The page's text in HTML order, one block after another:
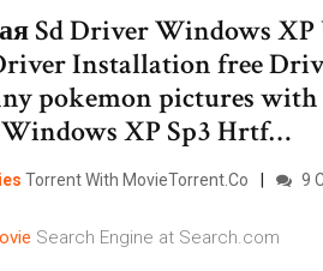
Sd Driver Windows
Installation free
pokemon pictures
XP Sp3 Hrtf…
Torrent With MovieTorrent.Co 9
Search Engine at Search.com